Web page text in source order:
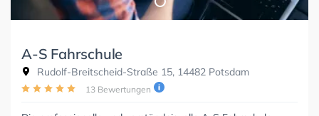
A-S Fahrschule
Rudolf-Breitscheid-Straße 15, 14482 Potsdam
13 Bewertungen